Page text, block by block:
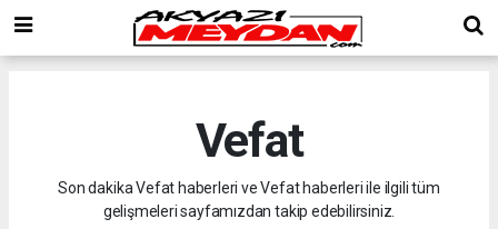
Vefat
Son dakika Vefat haberleri ve Vefat haberleri ile ilgili tüm
gelişmeleri sayfamızdan takip edebilirsiniz.